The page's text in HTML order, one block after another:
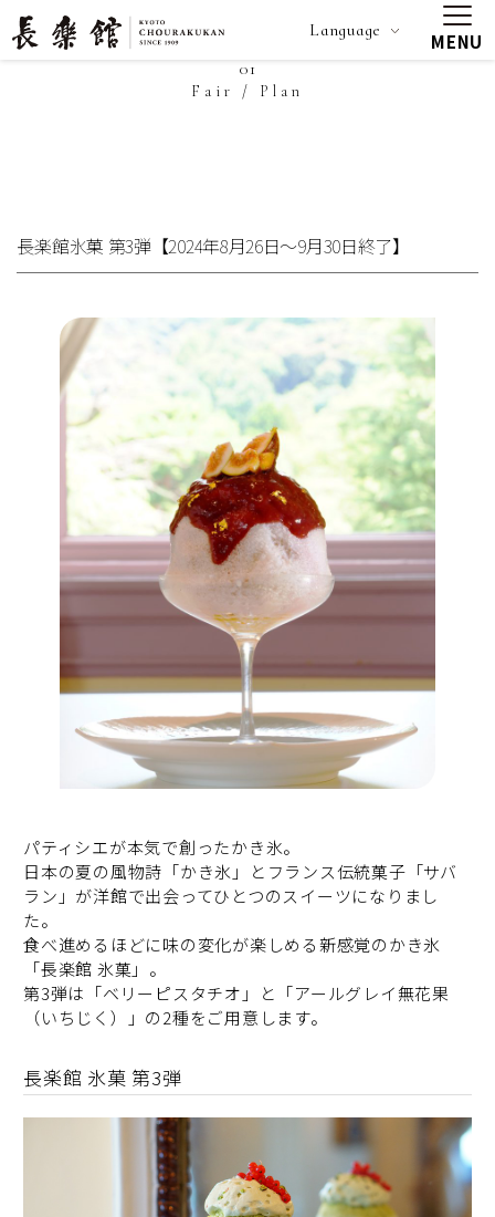
Language MENU
01
Fair / Plan
長楽館氷菓 第3弾【2024年8月26日～9月30日終了】
パティシエが本気で創ったかき氷。
日本の夏の風物詩「かき氷」とフランス伝統菓子「サバ
ラン」が洋館で出会ってひとつのスイーツになりまし
た。
食べ進めるほどに味の変化が楽しめる新感覚のかき氷
「長楽館 氷菓」。
第3弾は「ベリーピスタチオ」と「アールグレイ無花果
（いちじく）」の2種をご用意します。
長楽館 氷菓 第3弾